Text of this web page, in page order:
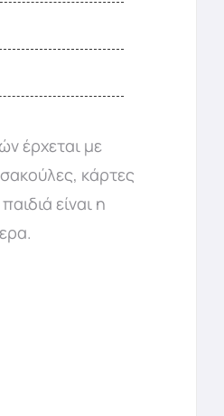
έρχεται με
κάρτες
είναι η